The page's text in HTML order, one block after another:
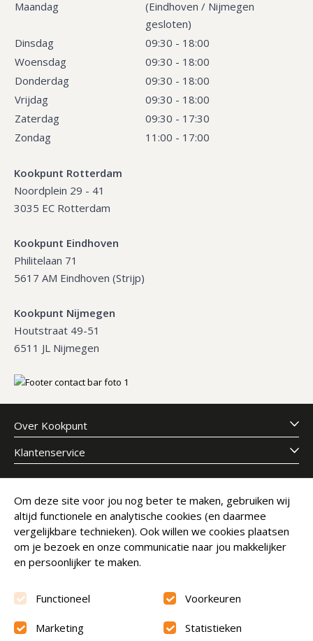
Maandag
(Eindhoven / Nijmegen
gesloten)
Dinsdag
09:30 - 18:00
Woensdag
09:30 - 18:00
Donderdag
09:30 - 18:00
Vrijdag
09:30 - 18:00
Zaterdag
09:30 - 17:30
Zondag
11:00 - 17:00
Kookpunt Rotterdam
Noordplein 29 - 41
3035 EC Rotterdam
Kookpunt Eindhoven
Philitelaan 71
5617 AM Eindhoven (Strijp)
Kookpunt Nijmegen
Houtstraat 49-51
6511 JL Nijmegen
Over Kookpunt
Klantenservice
Meld je aan voor onze nieuwsbrief
E-mailadres
Abonneer
Beoordeling9.6
Om deze site voor jou nog beter te maken, gebruiken wij
altijd functionele en analytische cookies (en daarmee
vergelijkbare technieken). Ook willen we cookies plaatsen
om je bezoek en onze communicatie naar jou makkelijker
en persoonlijker te maken.
Functioneel Voorkeuren
Marketing Statistieken